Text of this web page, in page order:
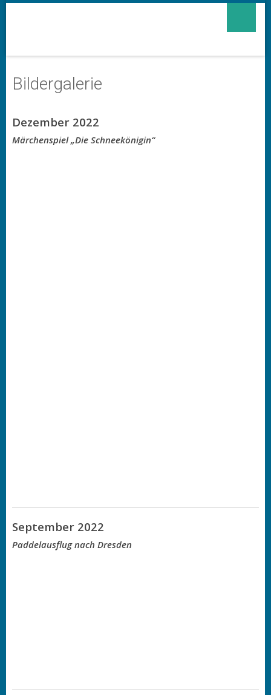
Bildergalerie
Dezember 2022
Märchenspiel „Die Schneekönigin“
September 2022
Paddelausflug nach Dresden